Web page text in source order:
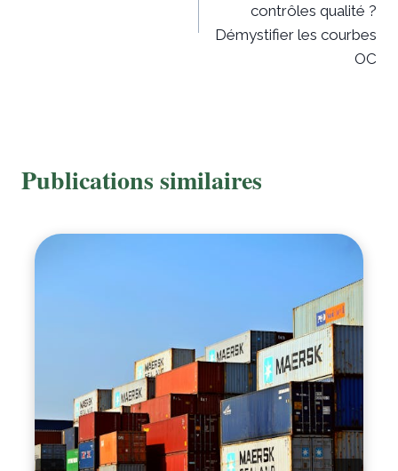
contrôles qualité ?
Démystifier les courbes
OC
Publications similaires